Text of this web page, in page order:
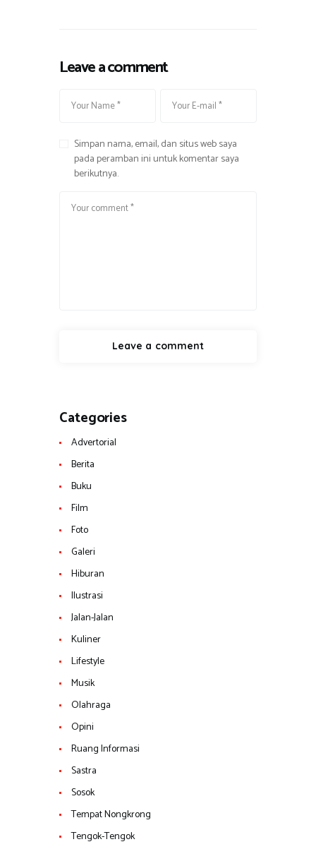
Leave a comment
Simpan nama, email, dan situs web saya
pada peramban ini untuk komentar saya
berikutnya.
Categories
Advertorial
Berita
Buku
Film
Foto
Galeri
Hiburan
Ilustrasi
Jalan-Jalan
Kuliner
Lifestyle
Musik
Olahraga
Opini
Ruang Informasi
Sastra
Sosok
Tempat Nongkrong
Tengok-Tengok